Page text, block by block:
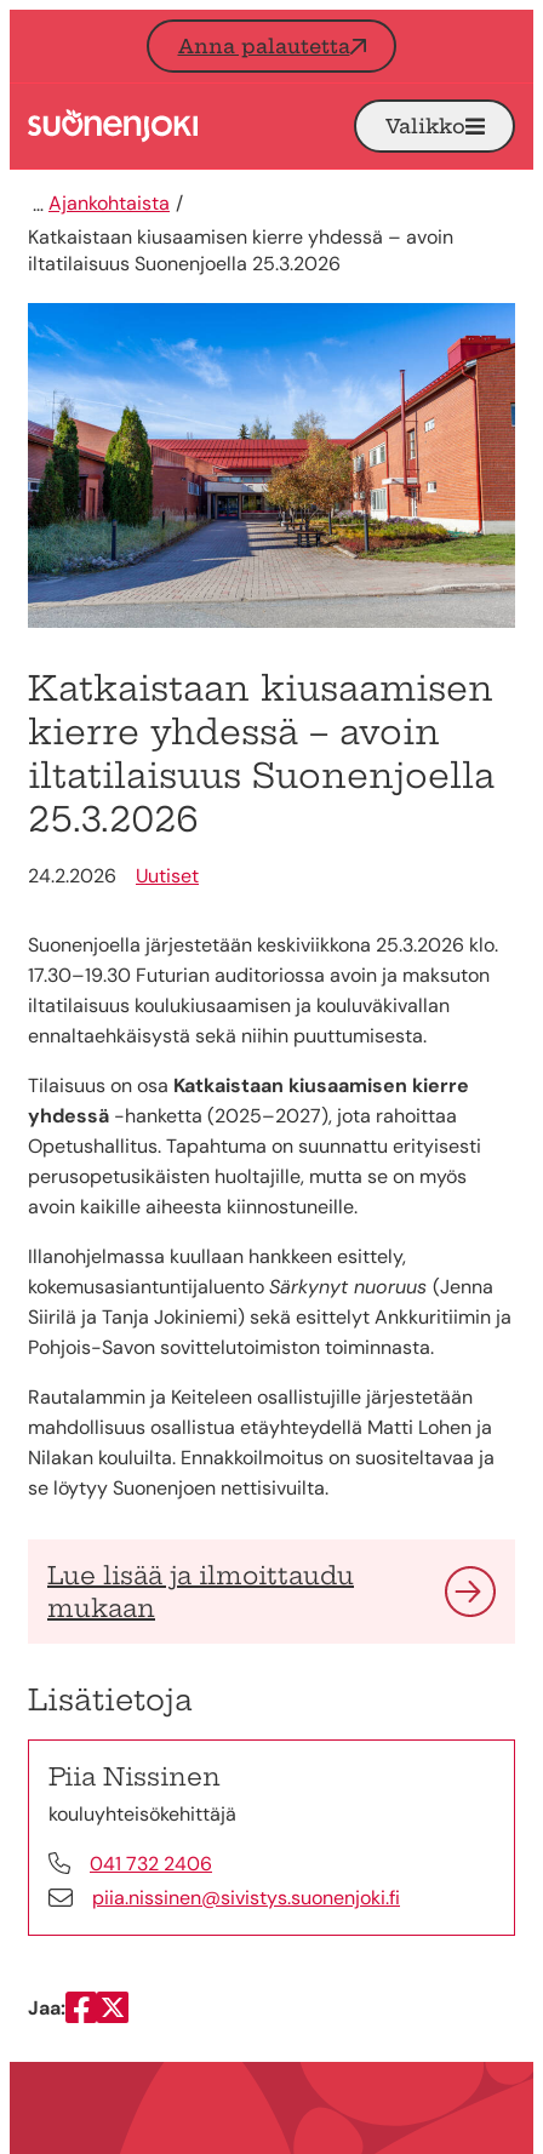
Siirry sisältöön
Anna palautetta
Etusivu Avaa
Valikko
Ajankohtaista
Katkaistaan kiusaamisen kierre yhdessä – avoin
iltatilaisuus Suonenjoella 25.3.2026
Katkaistaan kiusaamisen
kierre yhdessä – avoin
iltatilaisuus Suonenjoella
25.3.2026
24.2.2026 Uutiset
Suonenjoella järjestetään keskiviikkona 25.3.2026 klo.
17.30–19.30 Futurian auditoriossa avoin ja maksuton
iltatilaisuus koulukiusaamisen ja kouluväkivallan
ennaltaehkäisystä sekä niihin puuttumisesta.
Tilaisuus on osa Katkaistaan kiusaamisen kierre
yhdessä -hanketta (2025–2027), jota rahoittaa
Opetushallitus. Tapahtuma on suunnattu erityisesti
perusopetusikäisten huoltajille, mutta se on myös
avoin kaikille aiheesta kiinnostuneille.
Illanohjelmassa kuullaan hankkeen esittely,
kokemusasiantuntijaluentoSärkynyt nuoruus (Jenna
Siirilä ja Tanja Jokiniemi) sekä esittelyt Ankkuritiimin ja
Pohjois-Savon sovittelutoimiston toiminnasta.
Rautalammin ja Keiteleen osallistujille järjestetään
mahdollisuus osallistua etäyhteydellä Matti Lohen ja
Nilakan kouluilta. Ennakkoilmoitus on suositeltavaa ja
se löytyy Suonenjoen nettisivuilta.
Lue lisää ja ilmoittaudu
mukaan
Lisätietoja
Piia Nissinen
kouluyhteisökehittäjä
041 732 2406
piia.nissinen@sivistys.suonenjoki.fi
Jaa:
Jaa Facebookissa
Jaa Twitterissä